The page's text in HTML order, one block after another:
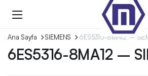
Ana Sayfa SIEMENS 6ES5316-8MA12 –
6ES5316-8MA12 –